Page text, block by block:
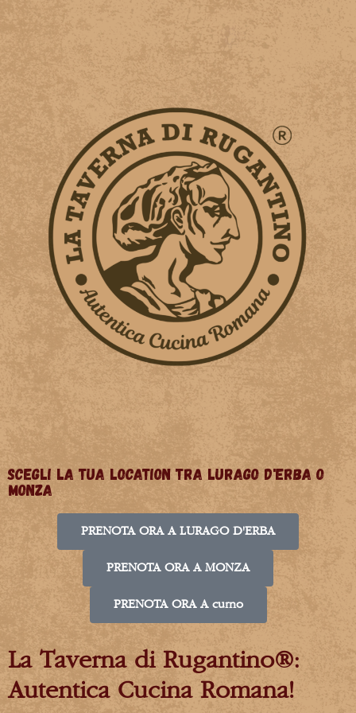
SCEGLI LA TUA LOCATION TRA LURAGO D'ERBA O
MONZA
PRENOTA ORA A LURAGO D'ERBA
PRENOTA ORA A MONZA
PRENOTA ORA A curno
La Taverna di Rugantino®:
Autentica Cucina Romana!